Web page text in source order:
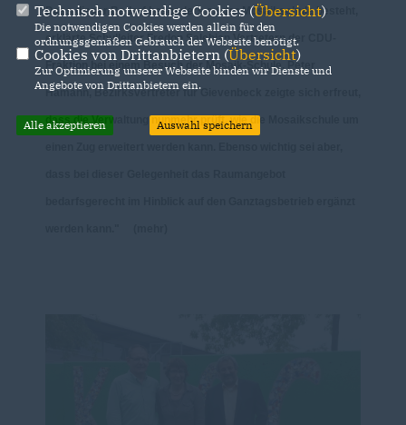
Dass dieser Bedarf besonders an der Mosaikschule besteht,
erklärte Schulleiter Fredon Salehian Vertretern der CDU-
Fraktion bei einem Besuch der Mosaik-Schule. Peter
Hamann, Bezirksvertreter für Gievenbeck zeigte sich erfreut,
dass die Verwaltung nunmehr prüft, wie die Mosaikschule um
Technisch notwendige Cookies (Übersicht)
Die notwendigen Cookies werden allein für den
ordnungsgemäßen Gebrauch der Webseite benötigt.
Cookies von Drittanbietern (Übersicht)
Zur Optimierung unserer Webseite binden wir Dienste und
Angebote von Drittanbietern ein.
Alle akzeptieren Auswahl speichern